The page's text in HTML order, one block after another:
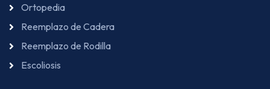
Ortopedia
Reemplazo de Cadera
Reemplazo de Rodilla
Escoliosis